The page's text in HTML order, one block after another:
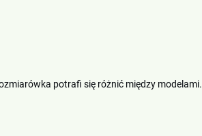
potrafi się różnić między modelami.